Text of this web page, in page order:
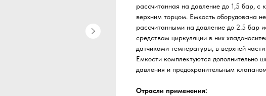
рассчитанная на давление до 1,5 бар,
верхним торцом. Емкость оборудована
рассчитанными на давление до 2.5 бар
средствам циркуляции в них
датчиками температуры, в верхней
Емкости комплектуются дополнительно
давления и предохранительным
Отрасли применения: